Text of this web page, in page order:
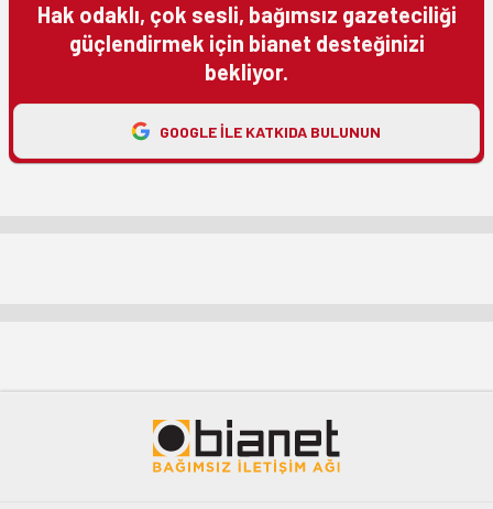
Hak odaklı, çok sesli, bağımsız gazeteciliği
güçlendirmek için bianet desteğinizi
bekliyor.
GOOGLE ILE KATKIDA BULUNUN